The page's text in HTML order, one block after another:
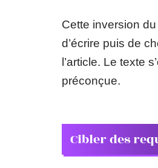
Cette inversion
d’écrire puis de
l’article. Le texte
préconçue.
Cibler des